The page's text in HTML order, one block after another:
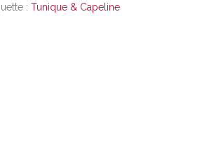
: Tunique & Capeline